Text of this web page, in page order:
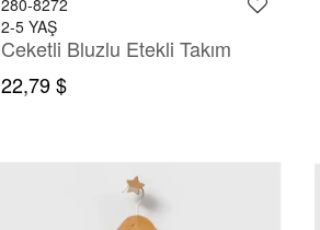
2-5 YAŞ
Ceketli Bluzlu Etekli Takım
22,79 $